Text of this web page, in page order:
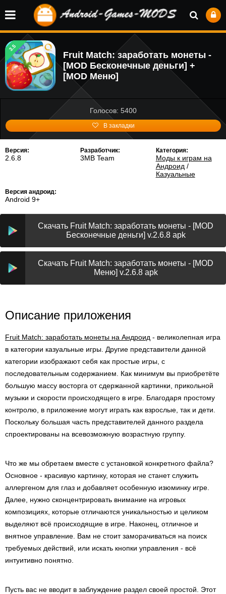
3.5
Fruit Match: заработать монеты -
[MOD Бесконечные деньги] +
[MOD Меню]
Голосов: 5400
В закладки
Версия:
2.6.8
Разработчик:
3MB Team
Категория:
Моды к играм на
Андроид /
Казуальные
Версия андроид:
Android 9+
Скачать Fruit Match: заработать монеты - [MOD
Бесконечные деньги] v.2.6.8 apk
Скачать Fruit Match: заработать монеты - [MOD
Меню] v.2.6.8 apk
Описание приложения
Fruit Match: заработать монеты на Андроид - великолепная игра
в категории казуальные игры. Другие представители данной
категории изображают себя как простые игры, с
последовательным содержанием. Как минимум вы приобретёте
большую массу восторга от сдержанной картинки, прикольной
музыки и скорости происходящего в игре. Благодаря простому
контролю, в приложение могут играть как взрослые, так и дети.
Поскольку большая часть представителей данного раздела
спроектированы на всевозможную возрастную группу.
Что же мы обретаем вместе с установкой конкретного файла?
Основное - красивую картинку, которая не станет служить
аллергеном для глаз и добавляет особенную изюминку игре.
Далее, нужно сконцентрировать внимание на игровых
композициях, которые отличаются уникальностью и целиком
выделяют всё происходящие в игре. Наконец, отличное и
внятное управление. Вам не стоит заморачиваться на поиск
требуемых действий, или искать кнопки управления - всё
интуитивно понятно.
Пусть вас не вводит в заблуждение раздел своей простой. Этот